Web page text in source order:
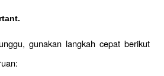
gunakan langkah cepat berikut